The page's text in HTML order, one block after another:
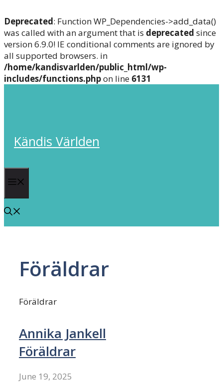
Deprecated: Function WP_Dependencies->add_data()
was called with an argument that is deprecated since
version 6.9.0! IE conditional comments are ignored by
all supported browsers. in
/home/kandisvarlden/public_html/wp-
includes/functions.phpon line 6131
Kändis Världen
Föräldrar
Föräldrar
Annika Jankell
Föräldrar
June 19, 2025